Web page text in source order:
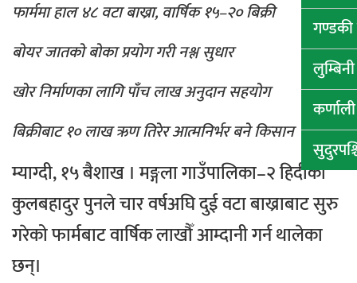
गण्डकी
फार्ममा हाल ४८ वटा बाख्रा, वार्षिक १५–२० बिक्री
बोयर जातको बोका प्रयोग गरी नश्ल सुधार
खोर निर्माणका लागि पाँच लाख अनुदान सहयोग
बिक्रीबाट १० लाख ऋण तिरेर आत्मनिर्भर बने किसान
म्याग्दी, १५ बैशाख । मङ्गला गाउँपालिका–२ हिदीका
कुलबहादुर पुनले चार वर्षअघि दुई वटा बाख्राबाट सुरु
गरेको फार्मबाट वार्षिक लाखौँ आम्दानी गर्न थालेका
छन्।